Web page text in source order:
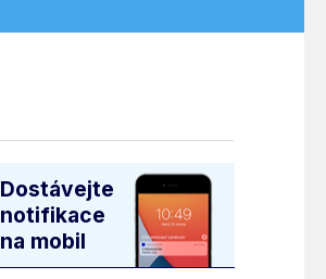
Dostávejte
notifikace
na mobil